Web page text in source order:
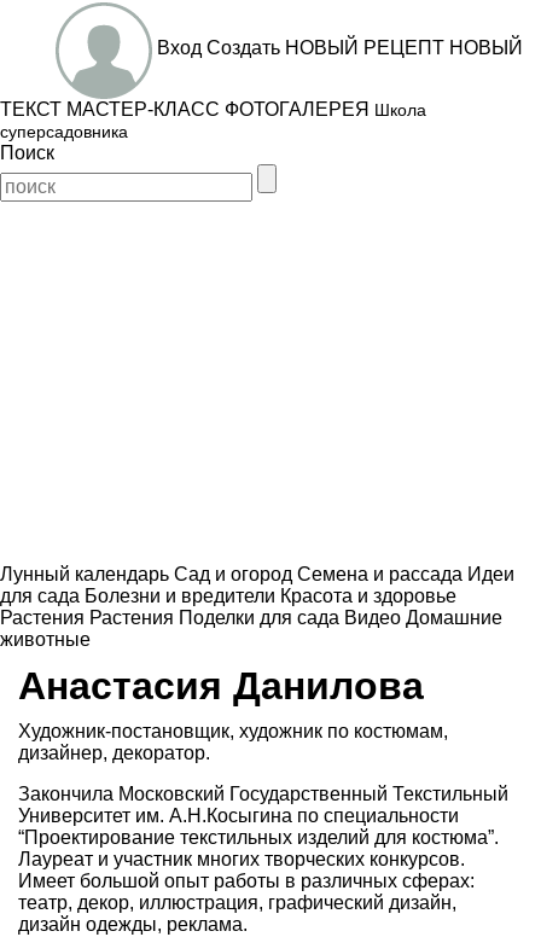
Вход Создать НОВЫЙ РЕЦЕПТ НОВЫЙ
ТЕКСТ МАСТЕР-КЛАСС ФОТОГАЛЕРЕЯ Школа
суперсадовника
Поиск
Лунный календарь Сад и огород Семена и рассада Идеи
для сада Болезни и вредители Красота и здоровье
Растения Растения Поделки для сада Видео Домашние
животные
Анастасия Данилова
Художник-постановщик, художник по костюмам,
дизайнер, декоратор.
Закончила Московский Государственный Текстильный
Университет им. А.Н.Косыгина по специальности
“Проектирование текстильных изделий для костюма”.
Лауреат и участник многих творческих конкурсов.
Имеет большой опыт работы в различных сферах:
театр, декор, иллюстрация, графический дизайн,
дизайн одежды, реклама.